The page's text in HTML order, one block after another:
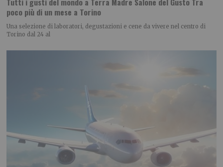
poco più di un mese a Torino
Una selezione di laboratori, degustazioni e cene da vivere nel centro di
Torino dal 24 al